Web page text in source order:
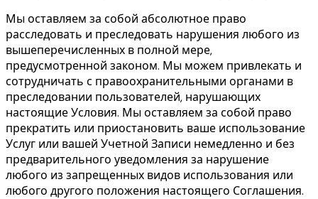
Мы оставляем за собой абсолютное право
расследовать и преследовать нарушения любого из
вышеперечисленных в полной мере,
предусмотренной законом. Мы можем привлекать и
сотрудничать с правоохранительными органами в
преследовании пользователей, нарушающих
настоящие Условия. Мы оставляем за собой право
прекратить или приостановить ваше использование
Услуг или вашей Учетной Записи немедленно и без
предварительного уведомления за нарушение
любого из запрещенных видов использования или
любого другого положения настоящего Соглашения.